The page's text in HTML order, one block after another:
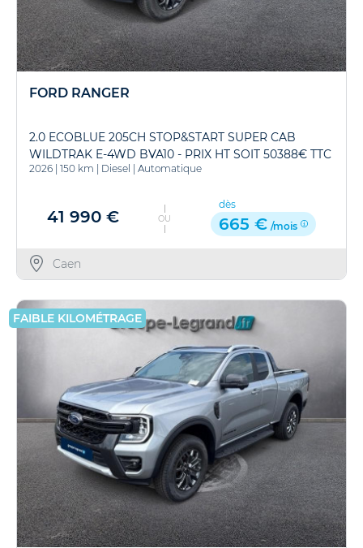
FORD RANGER
2.0 ECOBLUE 205CH STOP&START SUPER CAB
WILDTRAK E-4WD BVA10 - PRIX HT SOIT 50388€ TTC
2026 150 km Diesel Automatique
41 990 € OU
dès
665 € /mois
Caen
FAIBLE KILOMÉTRAGE